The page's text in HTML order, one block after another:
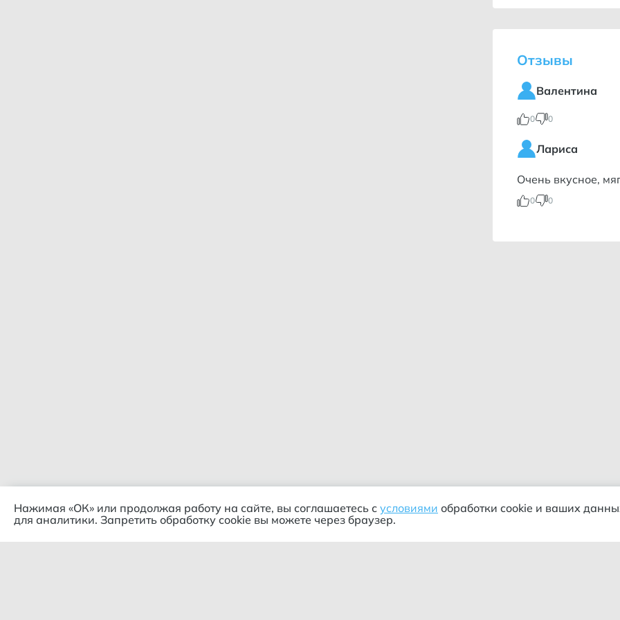
Отзывы
Валентина
0 0
Лариса
Очень вкусное,
0 0
Нажимая «ОК» или продолжая работу на сайте, вы соглашаетесь с условиями обработки cookie и ваших
для аналитики. Запретить обработку cookie вы можете через браузер.